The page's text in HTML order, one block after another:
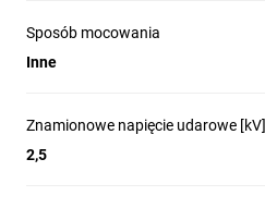
Sposób mocowania
Inne
Znamionowe napięcie udarowe [kV]
2,5